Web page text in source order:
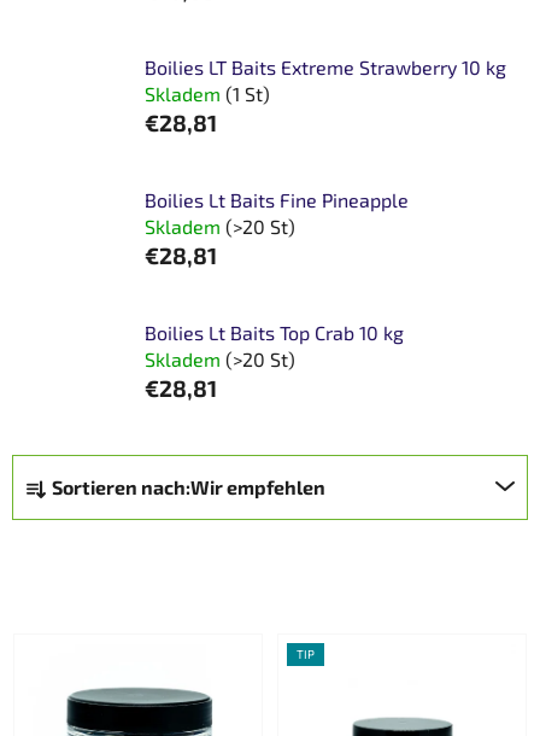
Boilies LT Baits Extreme Strawberry 10 kg
Skladem (1 St)
€28,81
Boilies Lt Baits Fine Pineapple
Skladem (>20 St)
€28,81
Boilies Lt Baits Top Crab 10 kg
Skladem (>20 St)
€28,81
P
o
Sortieren nach:Wir empfehlen
TIP